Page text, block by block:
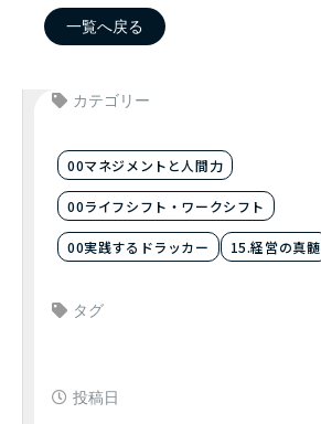
一覧へ戻る
カテゴリー
00マネジメントと人間力
00ライフシフト・ワークシフト
00実践するドラッカー 15.経営の真髄
タグ
投稿日